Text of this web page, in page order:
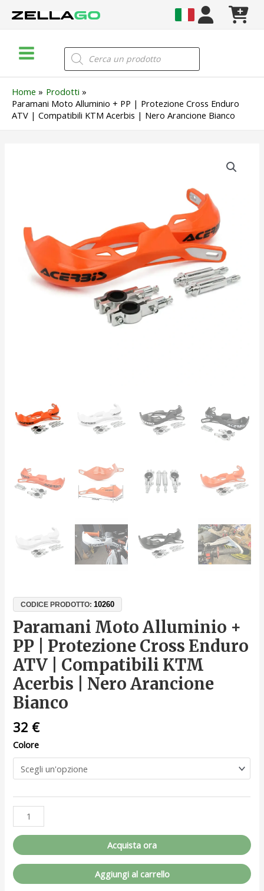
Menu
Products
search
Home
Prodotti
Paramani Moto Alluminio + PP | Protezione Cross Enduro
ATV | Compatibili KTM Acerbis | Nero Arancione Bianco
CODICE PRODOTTO:10260
Paramani Moto Alluminio +
PP | Protezione Cross Enduro
ATV | Compatibili KTM
Acerbis | Nero Arancione
Bianco
32 €
Colore
Protezione
Cross
Enduro
Acquista ora
Aggiungi al carrello